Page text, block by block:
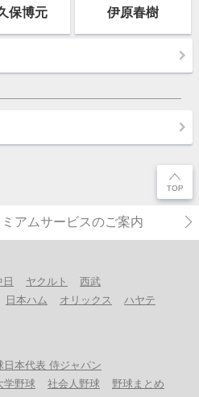
保博元 伊原春樹
アムサービスのご案内
日 ヤクルト
西武
日本ハム オリックス
ハヤテ
日本代表 侍ジャパン
学野球 社会人野球 野球まとめ